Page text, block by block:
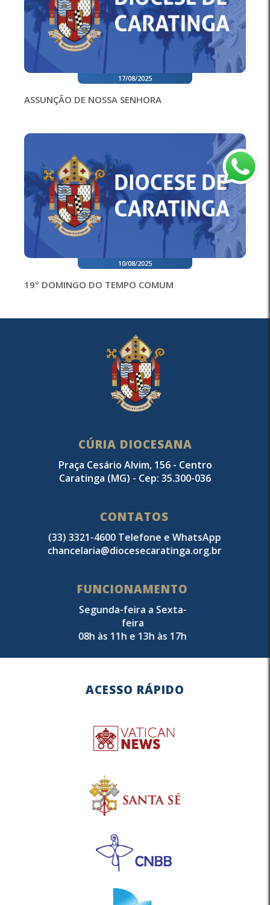
17/08/2025
ASSUNÇÃO DE NOSSA SENHORA
10/08/2025
19º DOMINGO DO TEMPO COMUM
CÚRIA DIOCESANA
Praça Cesário Alvim, 156 - Centro
Caratinga (MG) - Cep: 35.300-036
CONTATOS
(33) 3321-4600 Telefone e WhatsApp
chancelaria@diocesecaratinga.org.br
FUNCIONAMENTO
Segunda-feira a Sexta-
feira
08h às 11h e 13h às 17h
ACESSO RÁPIDO